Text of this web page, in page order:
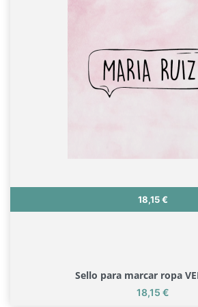
Precio
18,15 €
Sello para marcar ropa
Precio
18,15 €